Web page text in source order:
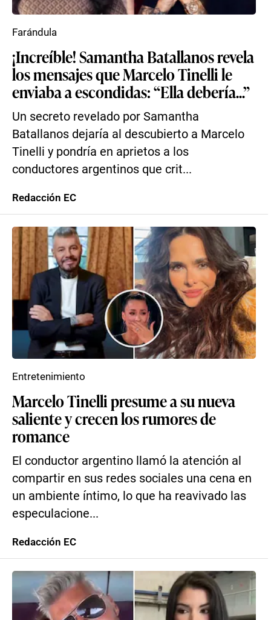
¡Increíble! Samantha Batallanos revela
los mensajes que Marcelo Tinelli le
enviaba a escondidas: “Ella debería...”
Un secreto revelado por Samantha
Batallanos dejaría al descubierto a Marcelo
Tinelli y pondría en aprietos a los
conductores argentinos que crit...
Farándula
Redacción EC
Marcelo Tinelli presume a su nueva
saliente y crecen los rumores de
romance
El conductor argentino llamó la atención al
compartir en sus redes sociales una cena en
un ambiente íntimo, lo que ha reavivado las
especulacione...
Entretenimiento
Redacción EC